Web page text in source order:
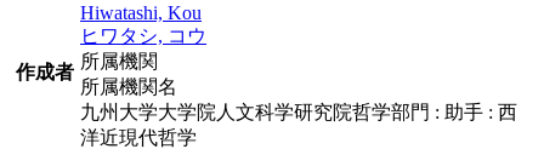
作成者
Hiwatashi, Kou
ヒワタシ, コウ
所属機関
所属機関名
九州大学大学院人文科学研究院哲学部門 : 助手 : 西
洋近現代哲学